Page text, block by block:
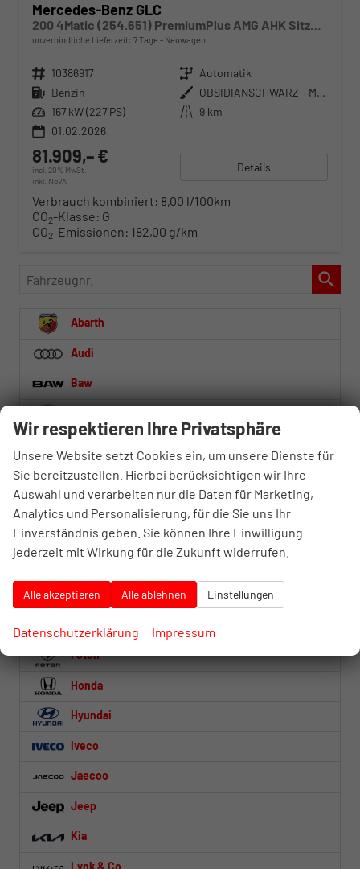
Mercedes-Benz GLC
200 4Matic (254.651) PremiumPlus AMG AHK SitzKlima Burmester
unverbindliche Lieferzeit: 7 Tage Neuwagen
Fahrzeugnr. 10386917 Getriebe Automatik
Kraftstoff Benzin Außenfarbe
OBSIDIANSCHWARZ - METALLICLACK
Leistung 167 kW (227 PS) Kilometerstand 9 km
01.02.2026
81.909,– €
incl. 20% MwSt.
inkl. NoVA
Details
Verbrauch kombiniert: 8,00 l/100km
CO2-Klasse: G
CO2-Emissionen: 182,00 g/km
Fahrzeugnr.
Abarth
Audi
Baw
BYD
Citroën
Dacia
Fiat
Foton
Honda
Hyundai
Iveco
Jaecoo
Jeep
Kia
Lynk & Co
Wir respektieren Ihre Privatsphäre
Unsere Website setzt Cookies ein, um unsere Dienste für
Sie bereitzustellen. Hierbei berücksichtigen wir Ihre
Auswahl und verarbeiten nur die Daten für Marketing,
Analytics und Personalisierung, für die Sie uns Ihr
Einverständnis geben. Sie können Ihre Einwilligung
jederzeit mit Wirkung für die Zukunft widerrufen.
Alle akzeptieren Alle ablehnen Einstellungen
Datenschutzerklärung Impressum